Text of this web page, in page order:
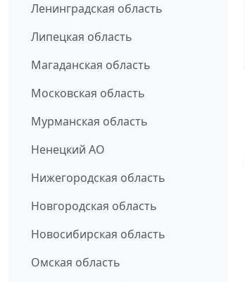
Ленинградская область
Липецкая область
Магаданская область
Московская область
Мурманская область
Ненецкий АО
Нижегородская область
Новгородская область
Новосибирская область
Омская область